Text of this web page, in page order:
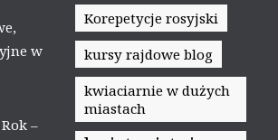
w
–
Korepetycje rosyjski
kursy rajdowe blog
kwiaciarnie w dużych
miastach